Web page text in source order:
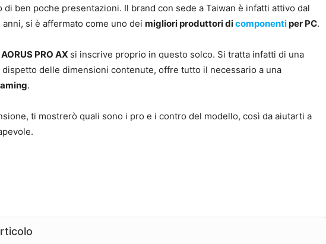
di ben poche presentazioni. Il brand con sede a Taiwan è infatti attivo dal
si è affermato come uno dei migliori produttori dicomponentiper PC.
PRO AX si inscrive proprio in questo solco. Si tratta infatti di una
dispetto delle dimensioni contenute, offre tutto il necessario a una
.
ti mostrerò quali sono i pro e i contro del modello, così da aiutarti a